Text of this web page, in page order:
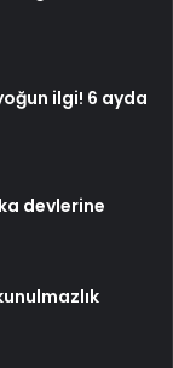
ilgi! 6 ayda
devlerine